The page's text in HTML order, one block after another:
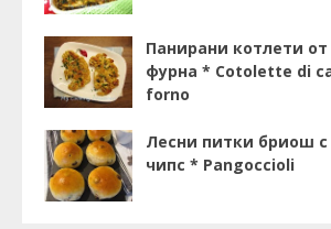
Панирани котлети
фурна * Cotolette di
forno
Лесни питки бриош
чипс * Pangoccioli